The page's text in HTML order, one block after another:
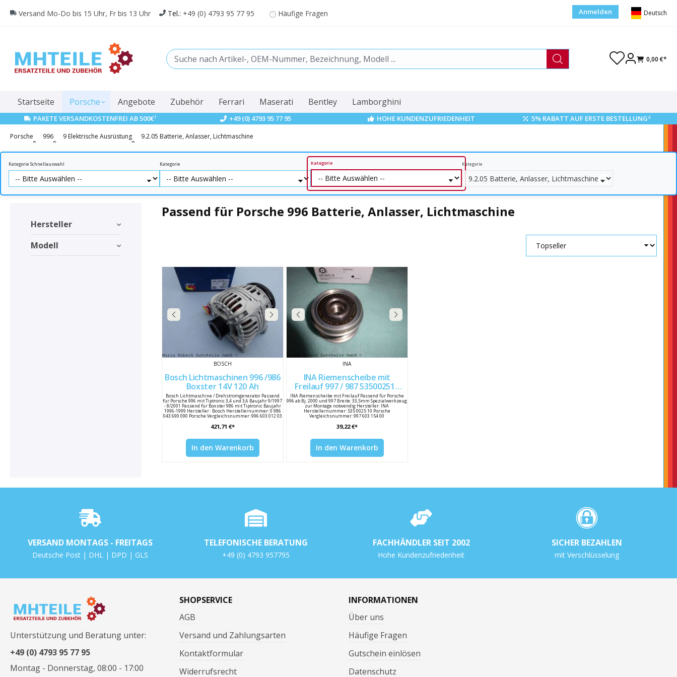
Zur Hauptnavigation springen
Versand Mo-Do bis 15 Uhr, Fr bis 13 Uhr Tel.: +49 (0) 4793 95 77 95 Häufige Fragen Anmelden Deutsch
0,00 €*
Startseite Porsche Angebote Zubehör Ferrari Maserati Bentley Lamborghini
PAKETE VERSANDKOSTENFREI AB 500€1 +49 (0) 4793 95 77 95 HOHE KUNDENZUFRIEDENHEIT 5% RABATT AUF ERSTE BESTELLUNG2
Porsche 996 9 Elektrische Ausrüstung 9.2.05 Batterie, Anlasser, Lichtmaschine
Kategorie Schnellauswahl Kategorie Kategorie Kategorie
Hersteller
Modell
Passend für Porsche 996 Batterie, Anlasser, Lichtmaschine
BOSCH
Bosch Lichtmaschinen 996 /986
Boxster 14V 120 Ah
Bosch Lichtmaschine / Drehstromgenerator Passend
für Porsche 996 mit Tiptronic 3,4 und 3,6 Baujahr 9/1997
- 8/2001 Passend für Boxster 986 mit Tiptronic Baujahr
1996-1999 Hersteller : Bosch Herstellernummer: 0 986
043 690 090 Porsche Vergleichsnummer: 996 603 012 03
421,71 €*
In den Warenkorb
INA
INA Riemenscheibe mit
Freilauf 997 / 987 535002510
99760315400
INA Riemenscheibe mit Freilauf Passend für Porsche
996 ab Bj. 2000 und 997 Breite: 33,5mm Spezialwerkzeug
zur Montage notwendig Hersteller: INA
Herstellernummer: 535 0025 10 Porsche
Vergleichsnummer: 997 603 154 00
39,22 €*
In den Warenkorb
VERSAND MONTAGS - FREITAGS
Deutsche Post | DHL | DPD | GLS
TELEFONISCHE BERATUNG
+49 (0) 4793 957795
FACHHÄNDLER SEIT 2002
Hohe Kundenzufriedenheit
SICHER BEZAHLEN
mit Verschlüsselung
Unterstützung und Beratung unter:
+49 (0) 4793 95 77 95
Montag - Donnerstag, 08:00 - 17:00
SHOPSERVICE
AGB
Versand und Zahlungsarten
Kontaktformular
Widerrufsrecht
INFORMATIONEN
Über uns
Häufige Fragen
Gutschein einlösen
Datenschutz